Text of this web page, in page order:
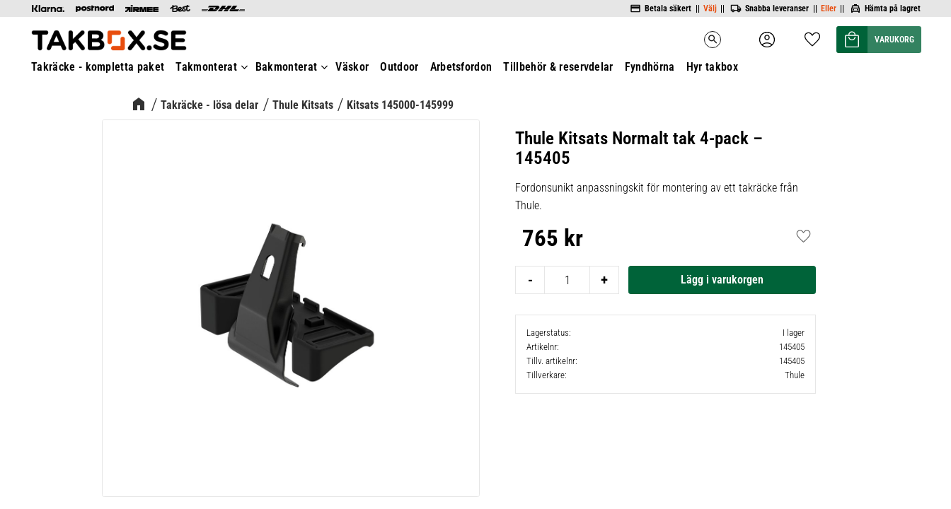
Betala säkert || Välj || Snabba leveranser || Eller || Hämta på lagret
search Favoriter
Kundvagn
Takräcke - kompletta paket Takmonterat Bakmonterat Väskor Outdoor Arbetsfordon Tillbehör & reservdelar Fyndhörna Hyr takbox
Takräcke - lösa delar Thule Kitsats Kitsats 145000-145999
Thule Kitsats Normalt tak 4-pack –
145405
Fordonsunikt anpassningskit för montering av ett takräcke från
Thule.
765 kr
+
-
Lägg till i favoriter
Lagerstatus
I lager
Artikelnr
145405
Tillv. artikelnr
145405
Tillverkare
Thule